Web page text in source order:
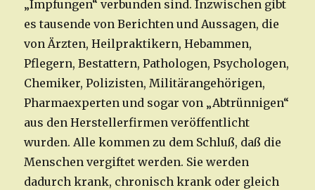
„Impfungen“ verbunden sind. Inzwischen gibt
es tausende von Berichten und Aussagen, die
von Ärzten, Heilpraktikern, Hebammen,
Pflegern, Bestattern, Pathologen, Psychologen,
Chemiker, Polizisten, Militärangehörigen,
Pharmaexperten und sogar von „Abtrünnigen“
aus den Herstellerfirmen veröffentlicht
wurden. Alle kommen zu dem Schluß, daß die
Menschen vergiftet werden. Sie werden
dadurch krank, chronisch krank oder gleich